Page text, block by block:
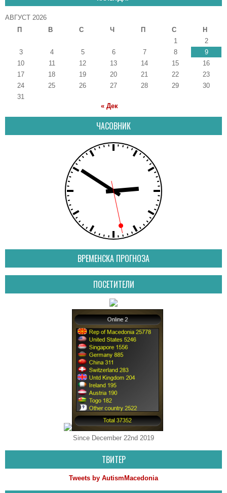
АВГУСТ 2026
П
В С Ч П С
Н
1
2
3
4 5 6 7 8
9
10
11 12 13 14 15
16
17
18 19 20 21 22
23
24
25 26 27 28 29
30
31
« Дек
ЧАСОВНИК
ВРЕМЕНСКА ПРОГНОЗА
ПОСЕТИТЕЛИ
Since December 22nd 2019
ТВИТЕР
Tweets by AutismMacedonia